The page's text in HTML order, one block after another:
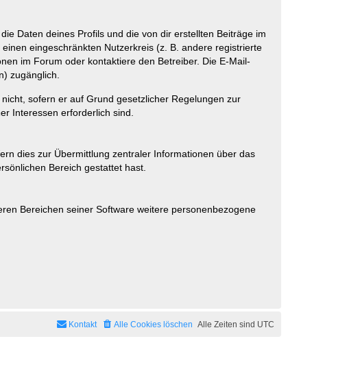
Daten deines Profils und die von dir erstellten Beiträge im
eingeschränkten Nutzerkreis (z. B. andere registrierte
im Forum oder kontaktiere den Betreiber. Die E-Mail-
zugänglich.
sofern er auf Grund gesetzlicher Regelungen zur
Interessen erforderlich sind.
dies zur Übermittlung zentraler Informationen über das
Bereich gestattet hast.
Bereichen seiner Software weitere personenbezogene
Alle Zeiten sind UTC
Alle Cookies löschen
Kontakt